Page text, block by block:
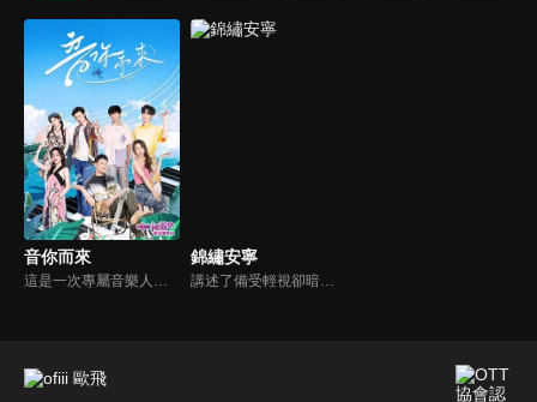
音你而來
這是一次專屬音樂人的集體團建。7位音樂人在不同城市通過同宿的方式開啟一段音樂社交治癒之旅，旅途中他們將兩兩搭檔完成6場雙人音樂路演，以路演之名彼此尋找自己最契合的音樂搭檔，為自己撒野、為友情吶喊、為感性唱歌。用年輕的敘事方式，講述音樂人們最真實的社交故事。
錦繡安寧
講述了備受輕視卻暗藏文韜武略之才的“卑微庶子”羅慎遠與一心尋求獨立的“千金嫡女”羅宜寧從相互利用到相依相偎，攜手經歷波折，最終成功破局、執子之手相伴餘生的故事。